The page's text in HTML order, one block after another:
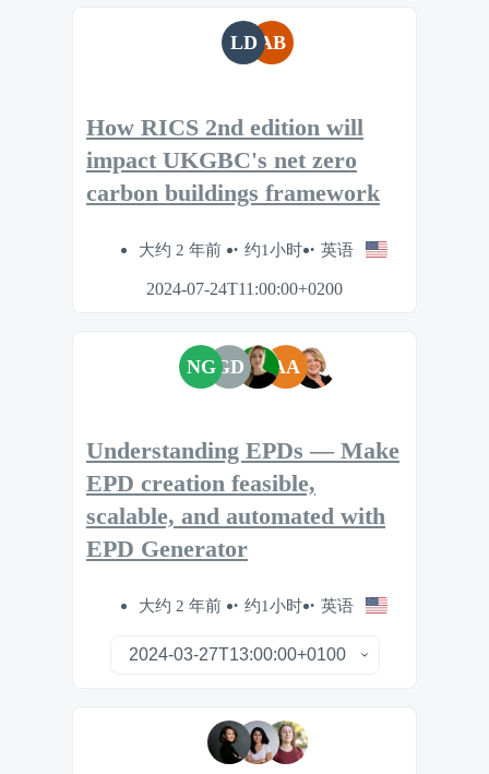
LD AB
How RICS 2nd edition will
impact UKGBC's net zero
carbon buildings framework
大约 2 年前 约1小时 英语
2024-07-24T11:00:00+0200
NGGD AA
Understanding EPDs — Make
EPD creation feasible,
scalable, and automated with
EPD Generator
大约 2 年前 约1小时 英语